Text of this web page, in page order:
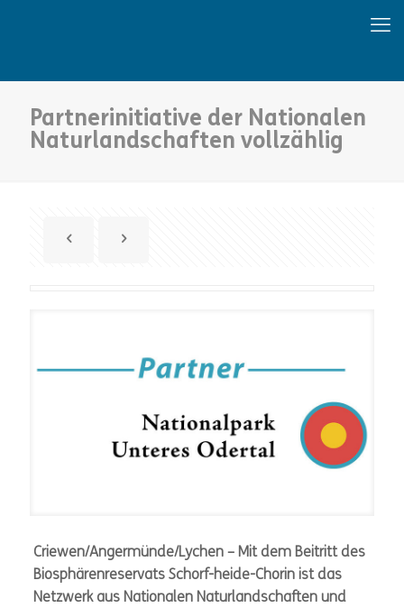
Partnerinitiative der Nationalen
Naturlandschaften vollzählig
Criewen/Angermünde/Lychen – Mit dem Beitritt des
Biosphärenreservats Schorf-heide-Chorin ist das
Netzwerk aus Nationalen Naturlandschaften und